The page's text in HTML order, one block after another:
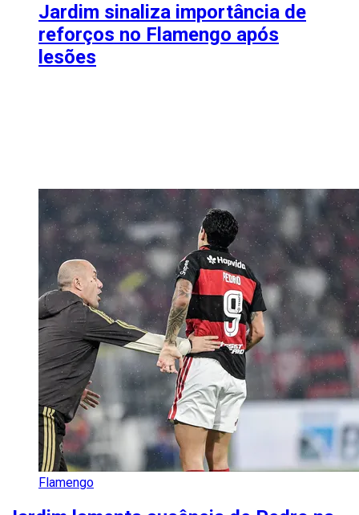
Jardim sinaliza importância de
reforços no Flamengo após
lesões
Flamengo